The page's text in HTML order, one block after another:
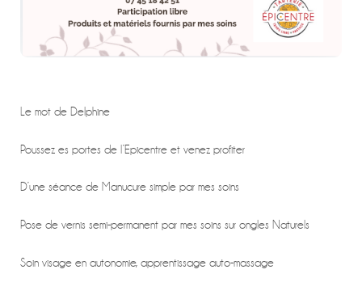
Le mot de Delphine
Poussez es portes de l’Epicentre et venez profiter
D’une séance de Manucure simple par mes soins
Pose de vernis semi-permanent par mes soins sur ongles Naturels
Soin visage en autonomie, apprentissage auto-massage